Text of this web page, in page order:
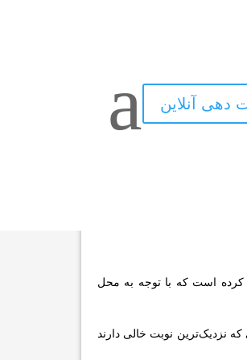
دهی آنلاین a
کرده است که با توجه به محل
نزدیک‌ترین نوبت خالی دارند